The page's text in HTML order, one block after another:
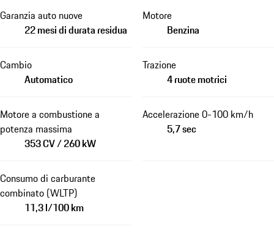
Garanzia auto nuove
22 mesi di durata residua
Motore
Benzina
Cambio
Automatico
Trazione
4 ruote motrici
Motore a combustione a
potenza massima
353 CV / 260 kW
Accelerazione 0-100 km/h
5,7 sec
Consumo di carburante
combinato (WLTP)
11,3 l/100 km